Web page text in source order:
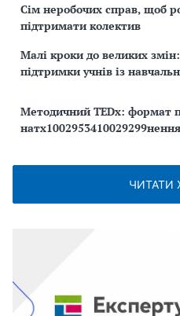
Сім неробочих справ, щоб
підтримати колектив
Малі кроки до великих
підтримки учнів із
Методичний TEDx: формат
ЧИТАТИ